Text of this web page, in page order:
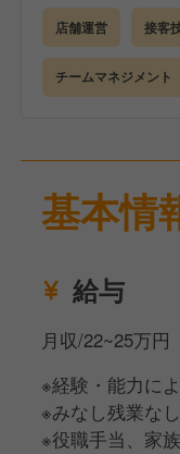
また、店長候補
ます。
希望により、合
歓迎です！
店舗運営 接客
チームマネジメント
基本情
給与
月収/22~25万円
※経験・能力に
※みなし残業なし
※役職手当、家